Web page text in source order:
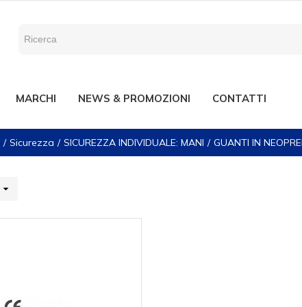
MARCHI NEWS & PROMOZIONI CONTATTI
Sicurezza SICUREZZA INDIVIDUALE: MANI GUANTI IN
